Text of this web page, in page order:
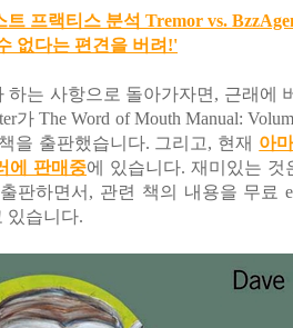
트 프랙티스 분석 Tremor vs.
없다는 편견을 버려!'
하는 사항으로 돌아가자면, 근래에
가 The Word of Mouth Manual:
을 출판했습니다. 그리고, 현재 아
에 판매중에 있습니다. 재미있는 것
판하면서, 관련 책의 내용을 무료
있습니다.